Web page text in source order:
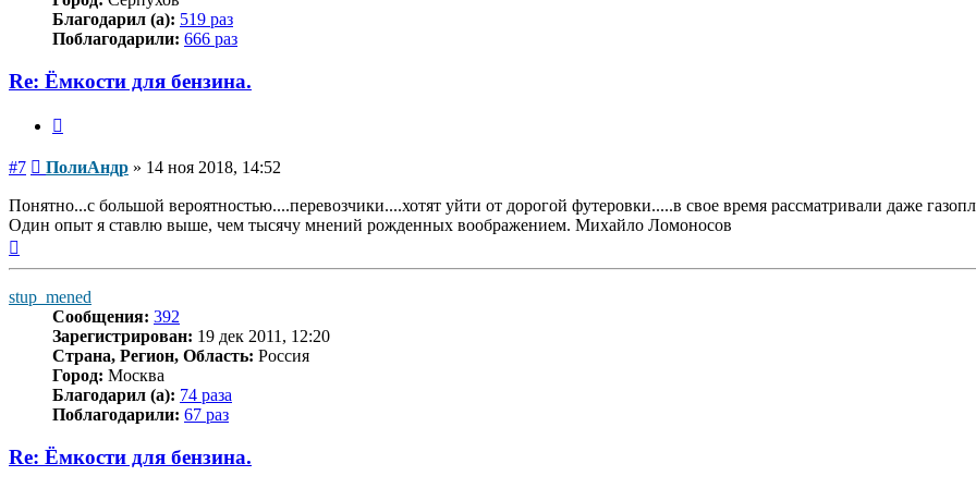
Благодарил (а): 519 раз
Поблагодарили: 666 раз
Re: Ёмкости для бензина.
#7 Сообщение
ПолиАндр » 14 ноя 2018, 14:52
Понятно...с большой вероятностью....перевозчики....хотят уйти от дорогой футеровки.....в свое время рассматривали даже
Один опыт я ставлю выше, чем тысячу мнений рожденных воображением. Михайло Ломоносов
к
stup_mened
Сообщения: 392
Зарегистрирован: 19 дек 2011, 12:20
Страна, Регион, Область: Россия
Город: Москва
Благодарил (а): 74 раза
Поблагодарили: 67 раз
Re: Ёмкости для бензина.